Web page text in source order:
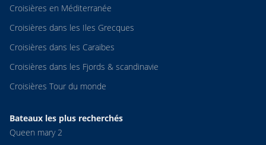
Croisières en Méditerranée
Croisières dans les Iles Grecques
Croisières dans les Caraibes
Croisières dans les Fjords & scandinavie
Croisières Tour du monde
Bateaux les plus recherchés
Queen mary 2